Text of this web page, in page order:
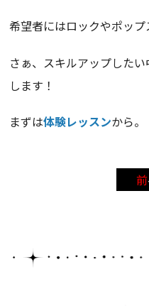
希望者にはロックやポッ
さぁ、スキルアップした
します！
まずは体験レッスンから。